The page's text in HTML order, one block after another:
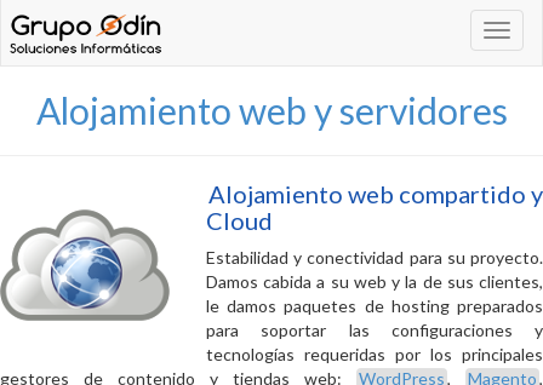
Alojamiento web y servidores
Alojamiento web compartido y
Cloud
Estabilidad y conectividad para su proyecto.
Damos cabida a su web y la de sus clientes,
le damos paquetes de hosting preparados
para soportar las configuraciones y
tecnologías requeridas por los principales
gestores de contenido y tiendas web:
WordPress, Magento,